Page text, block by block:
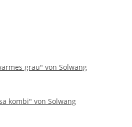
grau" von Solwang